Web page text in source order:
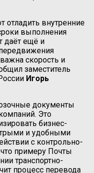
отладить внутренние
выполнения
даёт ещё и
скорость и
заместитель
Игорь
документы
Это
бизнес-
и удобными
с контрольно-
примеру Почты
транспортно-
процесс перевода